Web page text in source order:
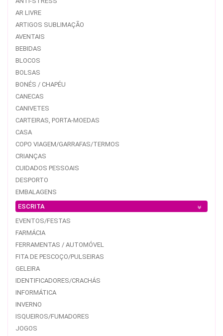
AR LIVRE
ARTIGOS SUBLIMAÇÃO
AVENTAIS
BEBIDAS
BLOCOS
BOLSAS
BONÉS / CHAPÉU
CANECAS
CANIVETES
CARTEIRAS, PORTA-MOEDAS
CASA
COPO VIAGEM/GARRAFAS/TERMOS
CRIANÇAS
CUIDADOS PESSOAIS
DESPORTO
EMBALAGENS
ESCRITA
EVENTOS/FESTAS
FARMÁCIA
FERRAMENTAS / AUTOMÓVEL
FITA DE PESCOÇO/PULSEIRAS
GELEIRA
IDENTIFICADORES/CRACHÁS
INFORMÁTICA
INVERNO
ISQUEIROS/FUMADORES
JOGOS